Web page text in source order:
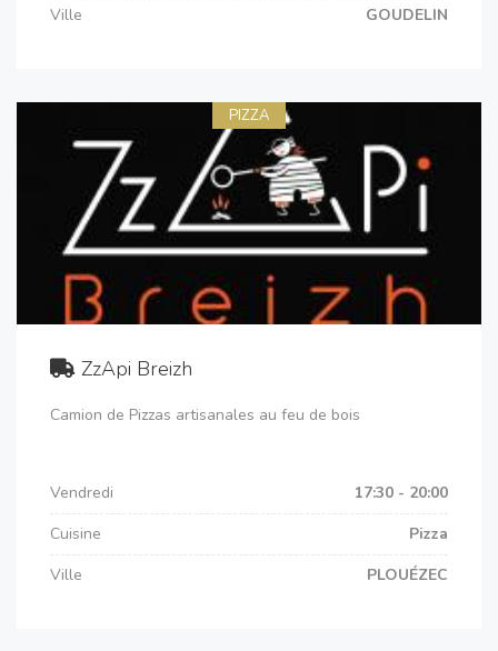
Ville
GOUDELIN
PIZZA
ZzApi Breizh
Camion de Pizzas artisanales au feu de bois
Vendredi
17:30 - 20:00
Cuisine
Pizza
Ville
PLOUÉZEC